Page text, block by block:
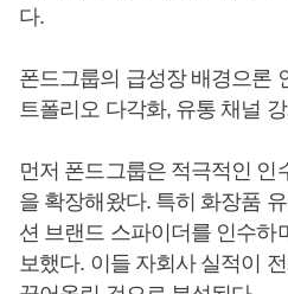
다.
폰드그룹의 급성장 배경으론
트폴리오 다각화, 유통 채널
먼저 폰드그룹은 적극적인 인
을 확장해왔다. 특히 화장품
션 브랜드 스파이더를 인수하
보했다. 이들 자회사 실적이